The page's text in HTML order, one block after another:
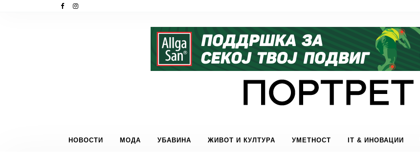
НОВОСТИ МОДА УБАВИНА ЖИВОТ И КУЛТУРА УМЕТНОСТ IT & ИНОВАЦИИ